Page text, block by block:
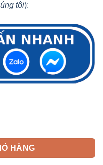
tôi):
HÀNG